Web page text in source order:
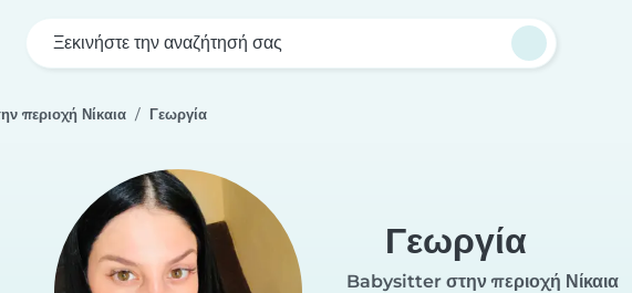
Ξεκινήστε την αναζήτησή σας
περιοχή Νίκαια Γεωργία
Γεωργία
Babysitter στην περιοχή Νίκαια